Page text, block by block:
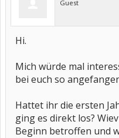
Guest
Hi.
Mich würde mal
bei euch so
Hattet ihr die ersten
ging es direkt los?
Beginn betroffen und